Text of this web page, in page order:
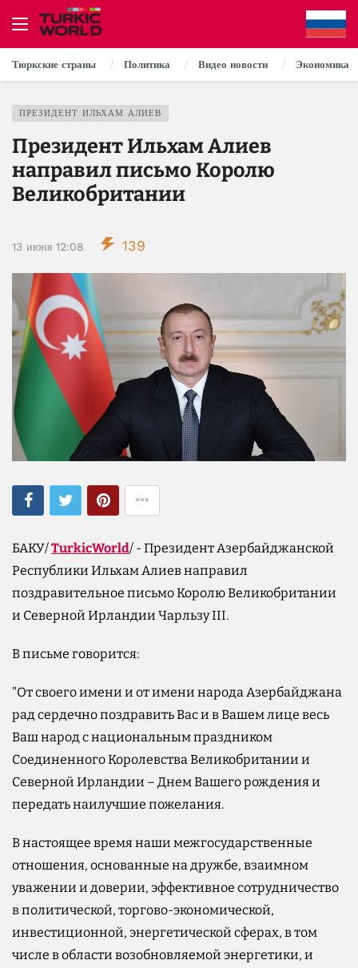
Тюркские страны Политика Видео новости Экономика
ПРЕЗИДЕНТ ИЛЬХАМ АЛИЕВ
Президент Ильхам Алиев
направил письмо Королю
Великобритании
13 июня 12:08 139
БАКУ/TurkicWorld/ - Президент Азербайджанской
Республики Ильхам Алиев направил
поздравительное письмо Королю Великобритании
и Северной Ирландии Чарльзу III.
В письме говорится:
"От своего имени и от имени народа Азербайджана
рад сердечно поздравить Вас и в Вашем лице весь
Ваш народ с национальным праздником
Соединенного Королевства Великобритании и
Северной Ирландии – Днем Вашего рождения и
передать наилучшие пожелания.
В настоящее время наши межгосударственные
отношения, основанные на дружбе, взаимном
уважении и доверии, эффективное сотрудничество
в политической, торгово-экономической,
инвестиционной, энергетической сферах, в том
числе в области возобновляемой энергетики, и